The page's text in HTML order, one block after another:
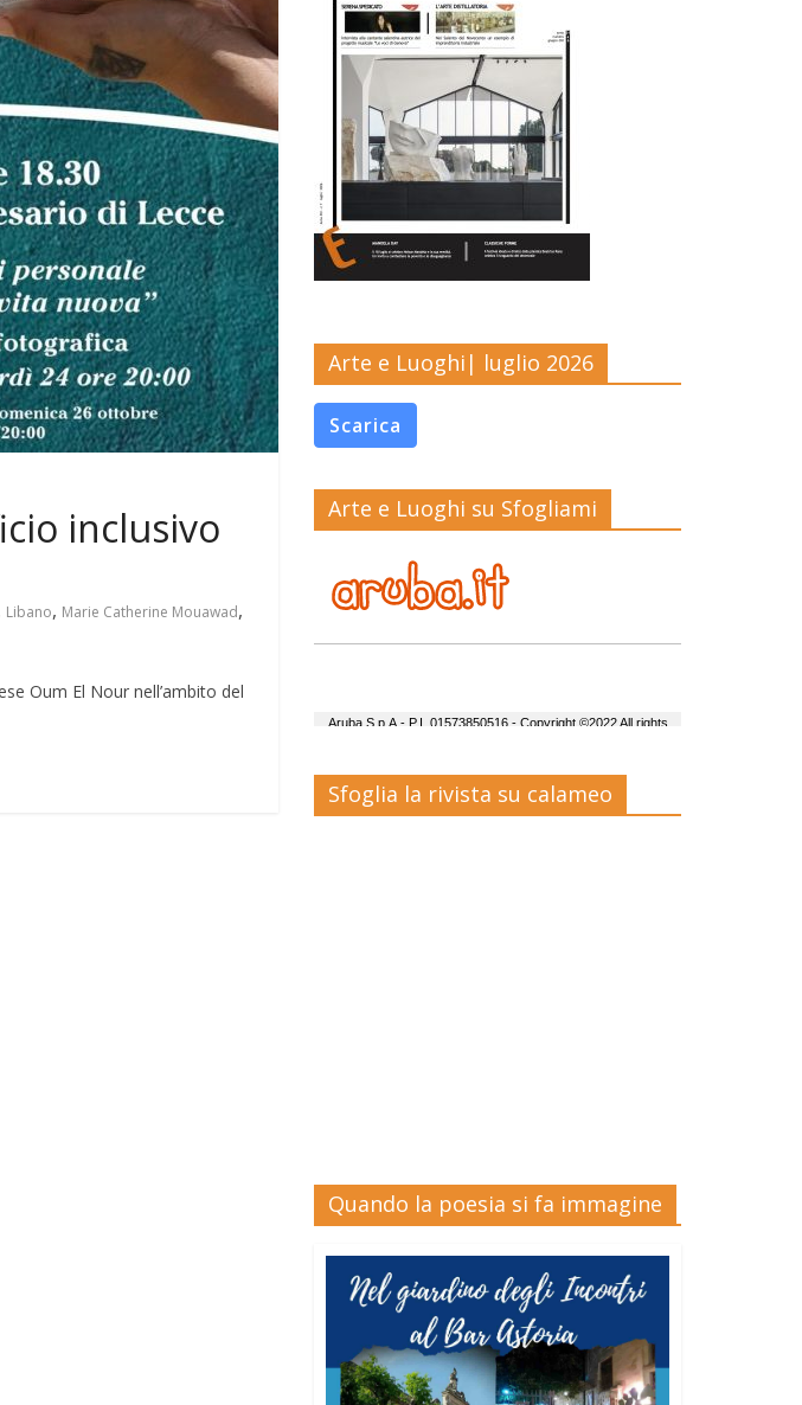
inclusivo
Libano, Marie Catherine Mouawad,
Oum El Nour nell’ambito del
Arte e Luoghi| luglio 2026
Scarica
Arte e Luoghi su Sfogliami
Sfoglia la rivista su calameo
Quando la poesia si fa immagine